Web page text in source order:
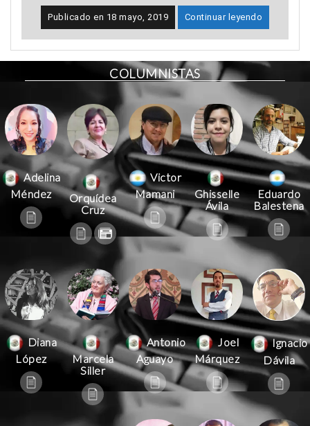
Publicado en 18 mayo, 2019 Continuar leyendo
COLUMNISTAS
Adelina
Méndez
Orquídea
Cruz
Victor
Mamani
Ghisselle
Ávila
Eduardo
Balestena
Diana
López
Marcela
Siller
Antonio
Aguayo
Joel
Márquez
Ignacio
Dávila